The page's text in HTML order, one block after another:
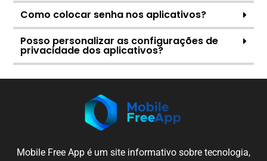
Como colocar senha nos aplicativos?
Posso personalizar as configurações de
privacidade dos aplicativos?
Mobile Free App é um site informativo sobre tecnologia,